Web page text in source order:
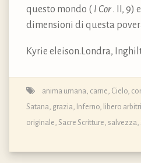
questo mondo ( I Cor. II, 9)
dimensioni di questa
Kyrie eleison.Londra,
anima umana, carne, Cielo,
Satana, grazia, Inferno, libero
originale, Sacre Scritture, salvezza,